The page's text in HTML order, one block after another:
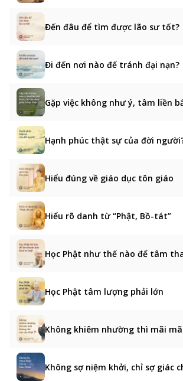
Đến đâu để tìm được lão sư tốt?
Đi đến nơi nào để tránh đại nạn?
Hạnh phúc thật sự của đời
Hiểu đúng về giáo dục tôn giáo
Hiểu rõ danh từ “Phật, Bồ-tát”
Học Phật tâm lượng phải lớn
Không sợ niệm khởi, chỉ sợ giác